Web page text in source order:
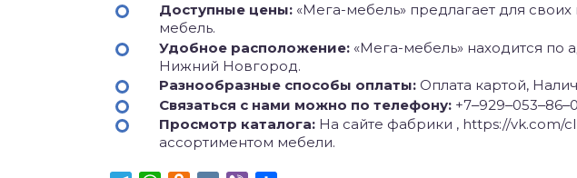
Доступные цены: «Мега-мебель» предлагает для
мебель.
Удобное расположение: «Мега-мебель» находится по
Нижний Новгород.
Разнообразные способы оплаты: Оплата картой,
Связаться с нами можно по телефону:
Просмотр каталога: На сайте фабрики , https://vk.com/
ассортиментом мебели.